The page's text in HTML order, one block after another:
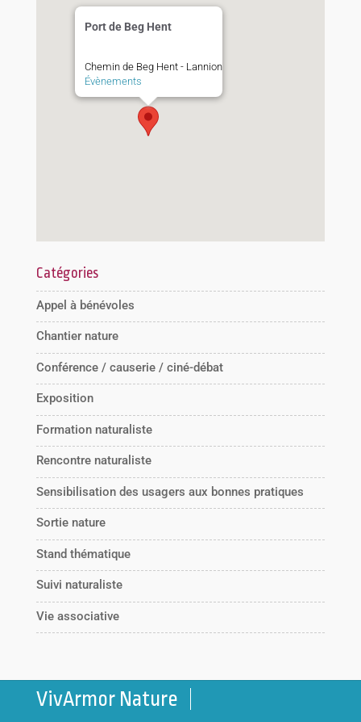
Port de Beg Hent
Chemin de Beg Hent - Lannion
Évènements
Catégories
Appel à bénévoles
Chantier nature
Conférence / causerie / ciné-débat
Exposition
Formation naturaliste
Rencontre naturaliste
Sensibilisation des usagers aux bonnes pratiques
Sortie nature
Stand thématique
Suivi naturaliste
Vie associative
VivArmor Nature